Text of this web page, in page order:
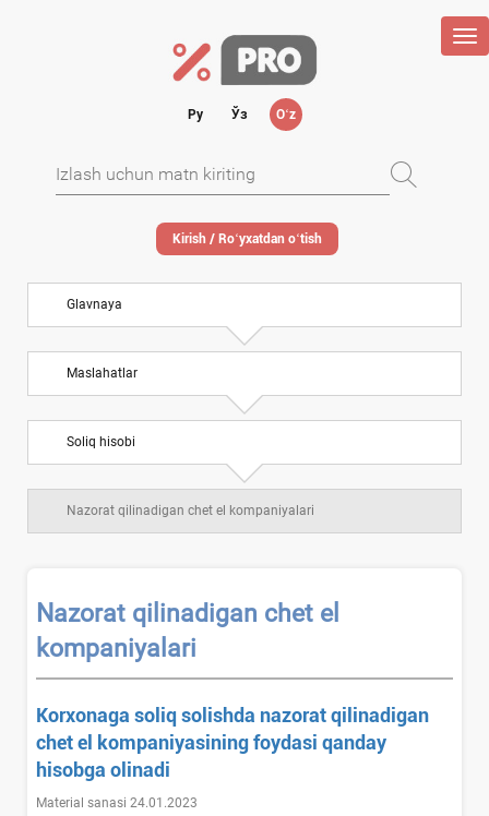
Ру Ўз Oʻz
Kirish / Roʻyхatdan oʻtish
Glavnaya
Maslahatlar
Soliq hisobi
Nazorat qilinadigan chet el kompaniyalari
Nazorat qilinadigan chet el
kompaniyalari
Korхonaga soliq solishda nazorat qilinadigan
chet el kompaniyasining foydasi qanday
hisobga olinadi
Material sanasi 24.01.2023